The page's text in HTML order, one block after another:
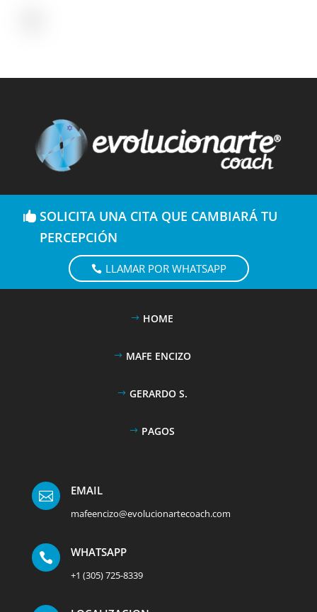
SOLICITA UNA CITA QUE CAMBIARÁ TU
PERCEPCIÓN
LLAMAR POR WHATSAPP
HOME
MAFE ENCIZO
GERARDO S.
PAGOS
 EMAIL
mafeencizo@evolucionartecoach.com
 WHATSAPP
+1 (305) 725-8339